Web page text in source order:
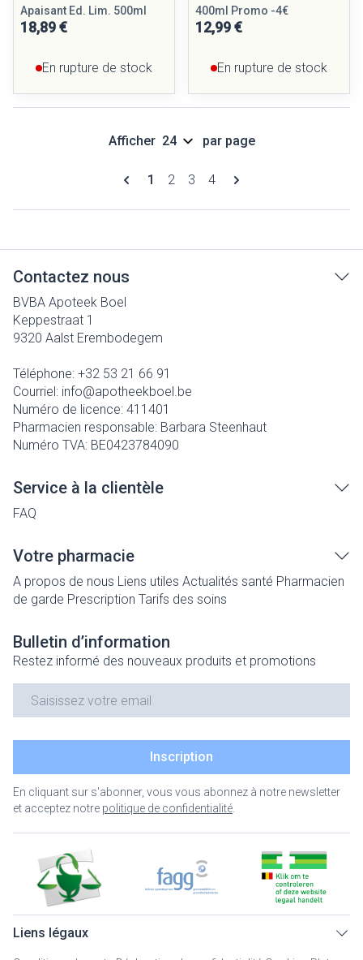
Apaisant Ed. Lim. 500ml
18,89 €
En rupture de stock
400ml Promo -4€
12,99 €
En rupture de stock
Pages
Vous lisez actuellement la page
1 Page
2 Page
3 Page
4
Afficher par page
Contactez nous
BVBA Apoteek Boel
Keppestraat 1
9320 Aalst Erembodegem
Téléphone: +32 53 21 66 91
Courriel: info@apotheekboel.be
Numéro de licence: 411401
Pharmacien responsable: Barbara Steenhaut
Numéro TVA: BE0423784090
Service à la clientèle
FAQ
Votre pharmacie
A propos de nous Liens utiles Actualités santé Pharmacien
de garde Prescription Tarifs des soins
Bulletin d’information
Restez informé des nouveaux produits et promotions
Inscription
En cliquant sur s'abonner, vous vous abonnez à notre newsletter
et acceptez notre politique de confidentialité
Liens légaux